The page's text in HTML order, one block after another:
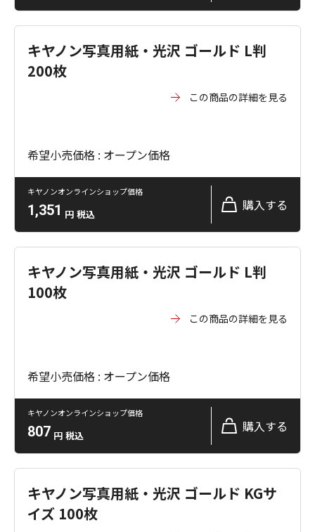
キヤノン写真用紙・光沢 ゴールド L判
200枚
この商品の詳細を見る
希望小売価格 : オープン価格
キヤノンオンラインショップ価格
1,351 円 税込
購入する
キヤノン写真用紙・光沢 ゴールド L判
100枚
この商品の詳細を見る
希望小売価格 : オープン価格
キヤノンオンラインショップ価格
807 円 税込
購入する
キヤノン写真用紙・光沢 ゴールド KGサ
イズ 100枚